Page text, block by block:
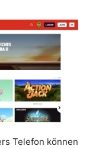
Telefon können